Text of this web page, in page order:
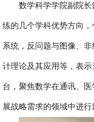
数学科学学院副院
练的几个学科优势方向
系统，反问题与图像、
计理论及其应用等，表
台，聚焦数学在通讯、
展战略需求的领域中进行